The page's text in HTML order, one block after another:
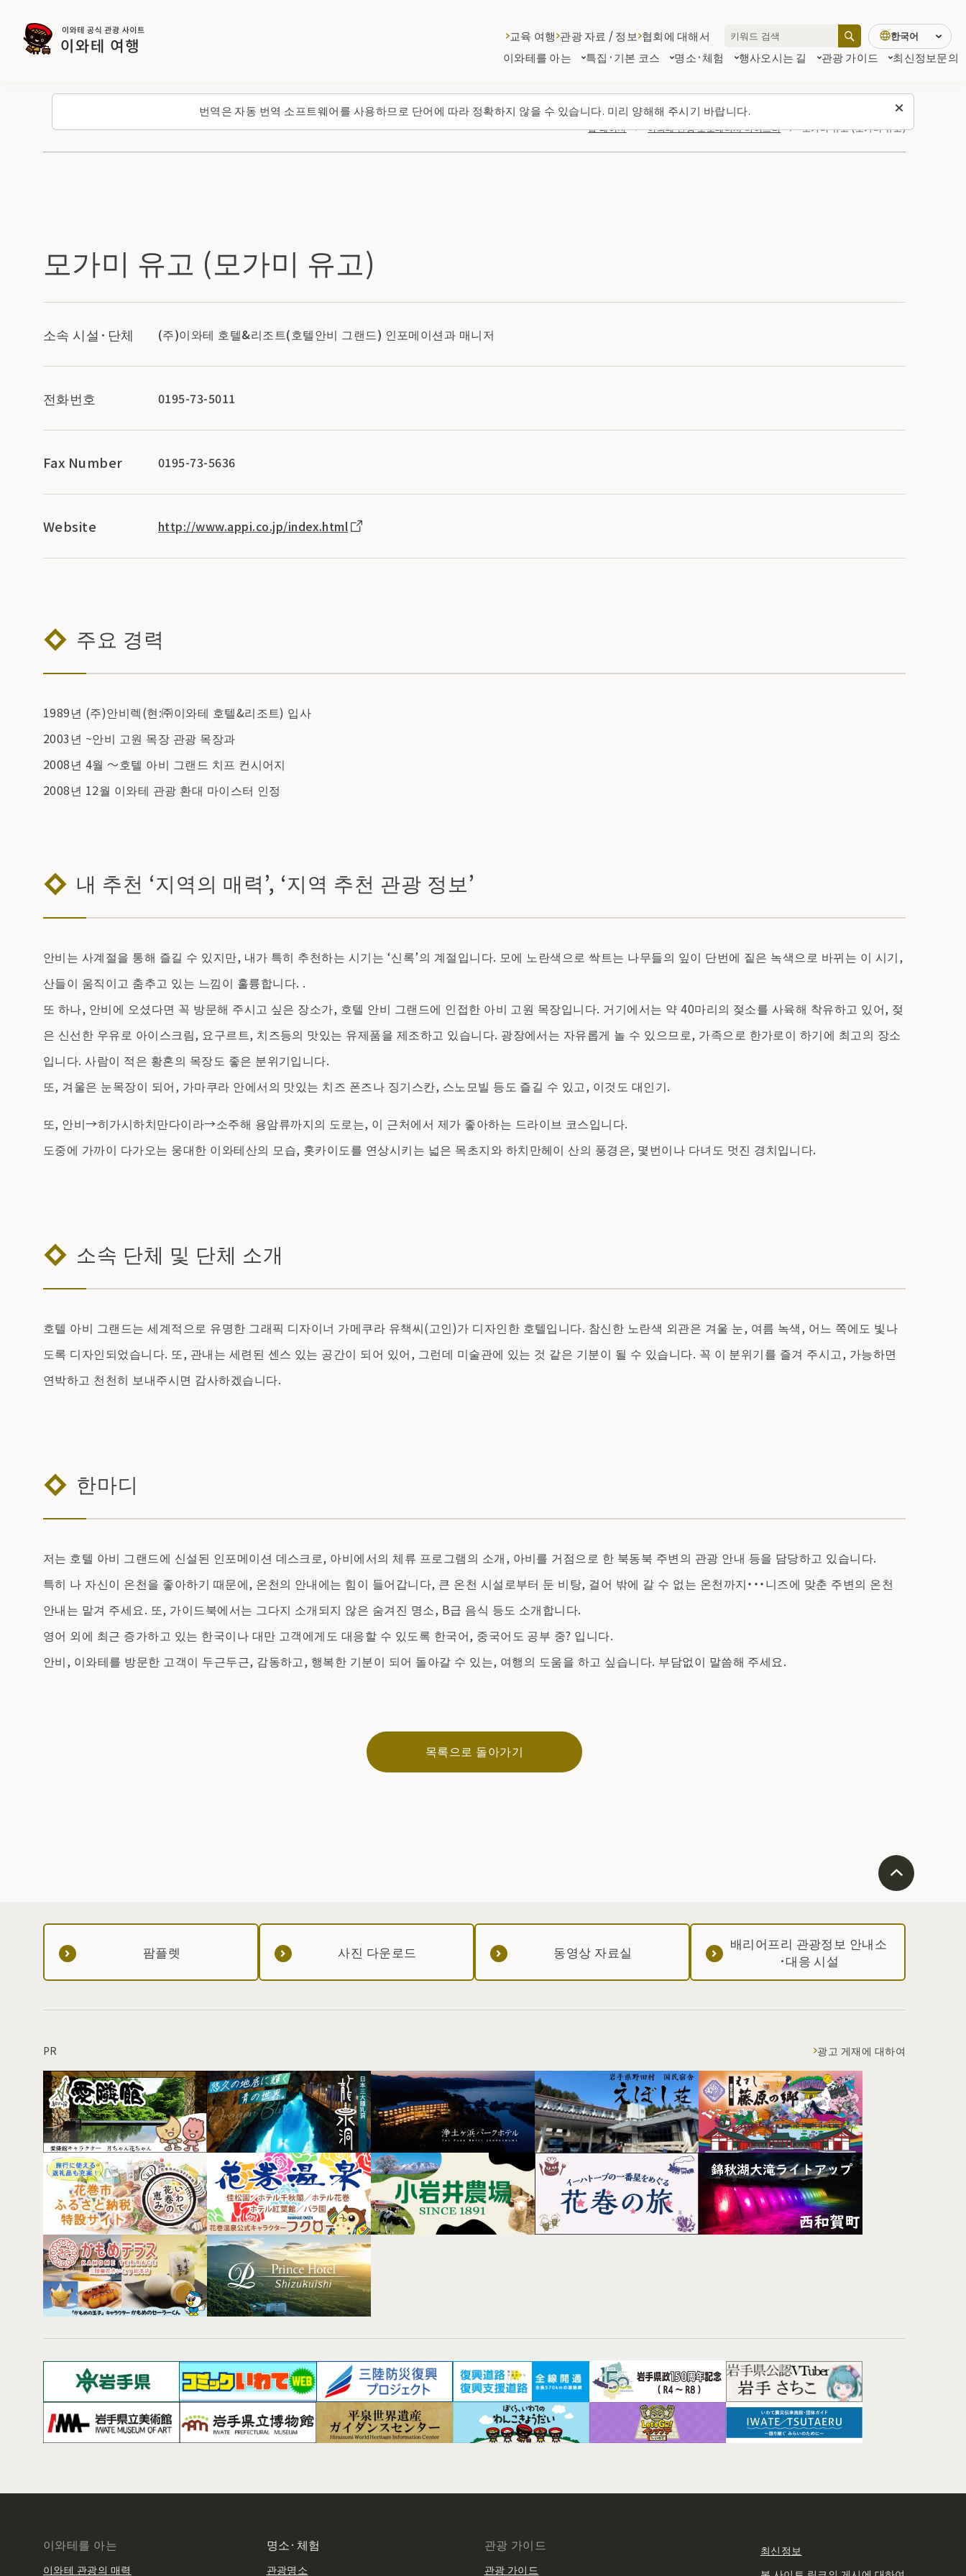
번역은 자동 번역 소프트웨어를 사용하므로 단어에 따라 정확하지 않을 수 있습니다. 미리 양해해 주시기 바랍니다.
이와테를 아는 특집·기본 코스 명소·체험 행사오시는 길 관광 가이드 최신정보문의
교육 여행 관광 자료 / 정보 협회에 대해서 한국어
탑 페이지 이와테 관광 오모테나시 마이스터 모가미 유고 (모가미 유고)
모가미 유고 (모가미 유고)
소속 시설·단체 (주)이와테 호텔&리조트(호텔안비 그랜드) 인포메이션과 매니저
전화번호 0195-73-5011
Fax Number 0195-73-5636
Website http://www.appi.co.jp/index.html
주요 경력
1989년 (주)안비렉(현:㈜이와테 호텔&리조트) 입사
2003년 ~안비 고원 목장 관광 목장과
2008년 4월 ～호텔 아비 그랜드 치프 컨시어지
2008년 12월 이와테 관광 환대 마이스터 인정
내 추천 ‘지역의 매력’, ‘지역 추천 관광 정보’
안비는 사계절을 통해 즐길 수 있지만, 내가 특히 추천하는 시기는 ‘신록’의 계절입니다. 모에 노란색으로 싹트는 나무들의 잎이 단번에 짙은 녹색으로 바뀌는 이 시기,
산들이 움직이고 춤추고 있는 느낌이 훌륭합니다. .
또 하나, 안비에 오셨다면 꼭 방문해 주시고 싶은 장소가, 호텔 안비 그랜드에 인접한 아비 고원 목장입니다. 거기에서는 약 40마리의 젖소를 사육해 착유하고 있어, 젖
은 신선한 우유로 아이스크림, 요구르트, 치즈등의 맛있는 유제품을 제조하고 있습니다. 광장에서는 자유롭게 놀 수 있으므로, 가족으로 한가로이 하기에 최고의 장소
입니다. 사람이 적은 황혼의 목장도 좋은 분위기입니다.
또, 겨울은 눈목장이 되어, 가마쿠라 안에서의 맛있는 치즈 폰즈나 징기스칸, 스노모빌 등도 즐길 수 있고, 이것도 대인기.
또, 안비→히가시하치만다이라→소주해 용암류까지의 도로는, 이 근처에서 제가 좋아하는 드라이브 코스입니다.
도중에 가까이 다가오는 웅대한 이와테산의 모습, 홋카이도를 연상시키는 넓은 목초지와 하치만헤이 산의 풍경은, 몇번이나 다녀도 멋진 경치입니다.
소속 단체 및 단체 소개
호텔 아비 그랜드는 세계적으로 유명한 그래픽 디자이너 가메쿠라 유책씨(고인)가 디자인한 호텔입니다. 참신한 노란색 외관은 겨울 눈, 여름 녹색, 어느 쪽에도 빛나
도록 디자인되었습니다. 또, 관내는 세련된 센스 있는 공간이 되어 있어, 그런데 미술관에 있는 것 같은 기분이 될 수 있습니다. 꼭 이 분위기를 즐겨 주시고, 가능하면
연박하고 천천히 보내주시면 감사하겠습니다.
한마디
저는 호텔 아비 그랜드에 신설된 인포메이션 데스크로, 아비에서의 체류 프로그램의 소개, 아비를 거점으로 한 북동북 주변의 관광 안내 등을 담당하고 있습니다.
특히 나 자신이 온천을 좋아하기 때문에, 온천의 안내에는 힘이 들어갑니다, 큰 온천 시설로부터 둔 비탕, 걸어 밖에 갈 수 없는 온천까지・・・니즈에 맞춘 주변의 온천
안내는 맡겨 주세요. 또, 가이드북에서는 그다지 소개되지 않은 숨겨진 명소, B급 음식 등도 소개합니다.
영어 외에 최근 증가하고 있는 한국이나 대만 고객에게도 대응할 수 있도록 한국어, 중국어도 공부 중? 입니다.
안비, 이와테를 방문한 고객이 두근두근, 감동하고, 행복한 기분이 되어 돌아갈 수 있는, 여행의 도움을 하고 싶습니다. 부담없이 말씀해 주세요.
목록으로 돌아가기
팜플렛 사진 다운로드 동영상 자료실
배리어프리 관광정보 안내소
·대응 시설
PR 광고 게재에 대하여
이와테를 아는
이와테 관광의 매력
명소·체험
관광명소
관광 가이드
관광 가이드
최신정보